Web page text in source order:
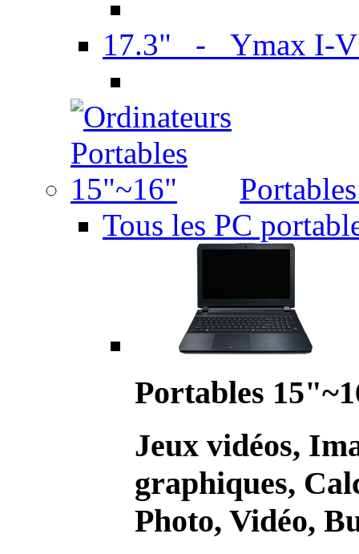
17.3" - Ymax I-
Tous les PC
Portables
Jeux vidéos,
graphiques,
Photo, Vidéo,